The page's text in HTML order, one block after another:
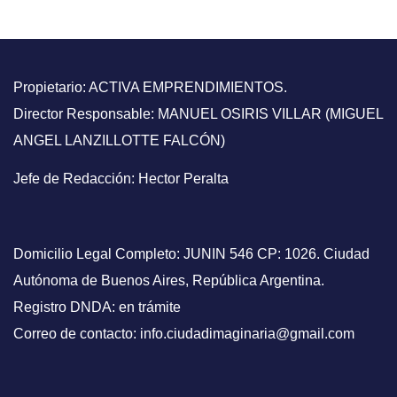
Propietario: ACTIVA EMPRENDIMIENTOS.
Director Responsable: MANUEL OSIRIS VILLAR (MIGUEL
ANGEL LANZILLOTTE FALCÓN)
Jefe de Redacción: Hector Peralta
Domicilio Legal Completo: JUNIN 546 CP: 1026. Ciudad
Autónoma de Buenos Aires, República Argentina.
Registro DNDA: en trámite
Correo de contacto: info.ciudadimaginaria@gmail.com